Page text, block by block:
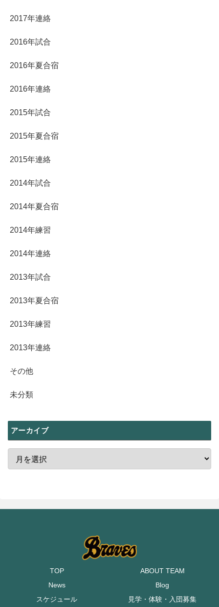
2017年連絡
2016年試合
2016年夏合宿
2016年連絡
2015年試合
2015年夏合宿
2015年連絡
2014年試合
2014年夏合宿
2014年練習
2014年連絡
2013年試合
2013年夏合宿
2013年練習
2013年連絡
その他
未分類
アーカイブ
TOP
ABOUT TEAM
News
Blog
スケジュール
見学・体験・入団募集